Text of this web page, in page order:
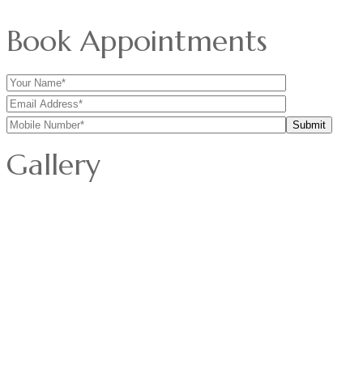
Book Appointments
Gallery